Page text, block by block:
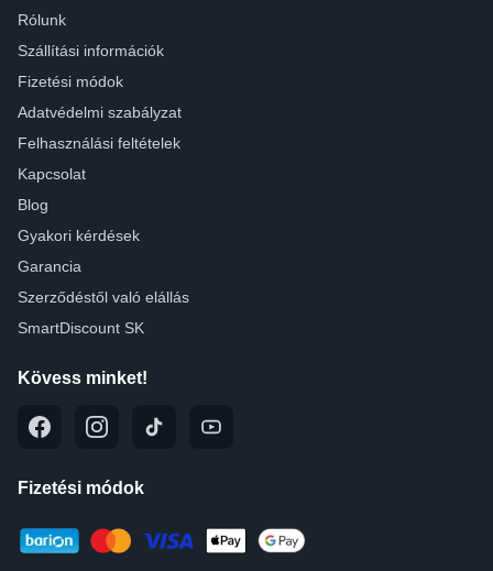
Rólunk
Szállítási információk
Fizetési módok
Adatvédelmi szabályzat
Felhasználási feltételek
Kapcsolat
Blog
Gyakori kérdések
Garancia
Szerződéstől való elállás
SmartDiscount SK
Kövess minket!
Fizetési módok